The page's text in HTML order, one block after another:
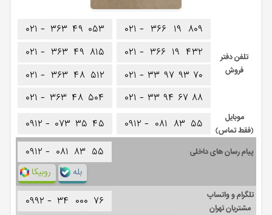
تلفن دفتر
فروش
۰۲۱ - ۳۶۶ ۱۹ ۸۰۹
۰۲۱ - ۳۶۶ ۱۹ ۴۳۲
۰۲۱ - ۳۳ ۹۷ ۹۳ ۷۰
۰۲۱ - ۳۳ ۹۴ ۶۷ ۸۸
۰۲۱ - ۳۶۳ ۴۹ ۰۵۳
۰۲۱ - ۳۶۳ ۴۹ ۸۱۵
۰۲۱ - ۳۶۳ ۴۸ ۵۱۲
۰۲۱ - ۳۶۳ ۴۸ ۵۰۴
موبایل
(فقط تماس)
۰۹۱۲ - ۰۸۱ ۸۳ ۵۵ ۰۹۱۲ - ۰۷۳ ۳۵ ۴۵
پیام رسان های داخلی ۰۹۱۲ - ۰۸۱ ۸۳ ۵۵
روبیکا بله
تلگرام و واتساپ
مشتریان تهران
۰۹۹۲ - ۳۴ ۰۰۰ ۷۶